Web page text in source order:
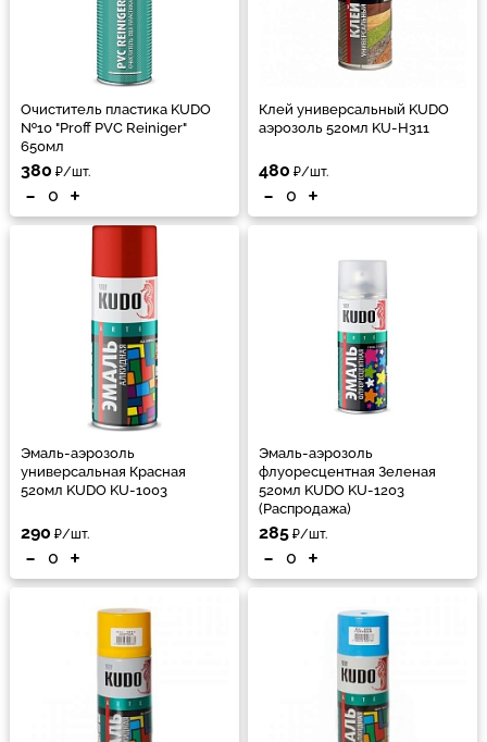
Очиститель пластика KUDO
№10 "Proff PVC Reiniger"
650мл
380 ₽/шт.
- +
Клей универсальный KUDO
аэрозоль 520мл KU-H311
480 ₽/шт.
- +
Эмаль-аэрозоль
универсальная Красная
520мл KUDO KU-1003
290 ₽/шт.
- +
Эмаль-аэрозоль
флуоресцентная Зеленая
520мл KUDO KU-1203
(Распродажа)
285 ₽/шт.
- +